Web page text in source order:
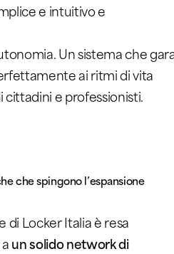
e intuitivo e
Un sistema che
ai ritmi di vita
e professionisti.
che spingono l’espansione
di Locker Italia è resa
un solido network di